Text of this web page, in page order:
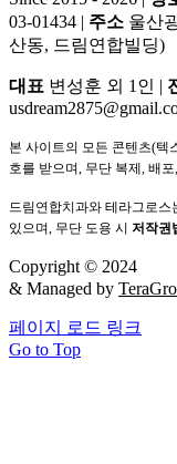
03-01434 | 주소 울산
산동, 드림연합빌딩)
대표 변성훈 외 1인 |
본 사이트의 모든 콘텐츠(텍
호를 받으며, 무단 복제, 배
드림연합치과와 테라그로
있으며, 무단 도용 시 저작권
Copyright © 2024
& Managed by
페이지 로드 링크
Go to Top